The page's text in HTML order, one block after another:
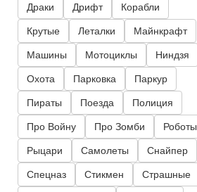
Драки Дрифт Корабли
Крутые Леталки Майнкрафт
Машины Мотоциклы Ниндзя
Охота Парковка Паркур
Пираты Поезда Полиция
Про Войну Про Зомби Роботы
Рыцари Самолеты Снайпер
Спецназ Стикмен Страшные